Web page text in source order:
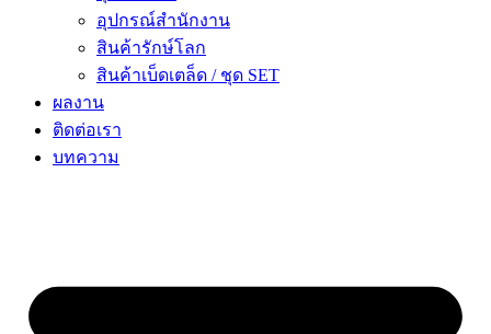
อุปกรณ์สำนักงาน
สินค้ารักษ์โลก
สินค้าเบ็ดเตล็ด / ชุด SET
ผลงาน
ติดต่อเรา
บทความ